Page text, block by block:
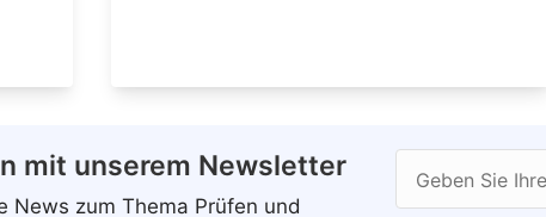
mit unserem Newsletter
News zum Thema Prüfen und
Geben Sie